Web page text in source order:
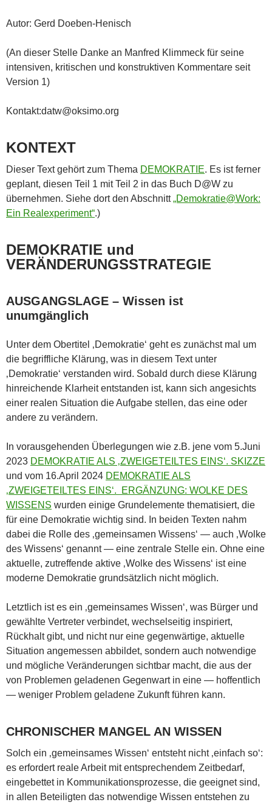
Autor: Gerd Doeben-Henisch
(An dieser Stelle Danke an Manfred Klimmeck für seine
intensiven, kritischen und konstruktiven Kommentare seit
Version 1)
Kontakt:datw@oksimo.org
KONTEXT
Dieser Text gehört zum Thema DEMOKRATIE. Es ist ferner
geplant, diesen Teil 1 mit Teil 2 in das Buch D@W zu
übernehmen. Siehe dort den Abschnitt„Demokratie@Work:
Ein Realexperiment“.)
DEMOKRATIE und
VERÄNDERUNGSSTRATEGIE
AUSGANGSLAGE – Wissen ist
unumgänglich
Unter dem Obertitel ‚Demokratie‘ geht es zunächst mal um
die begriffliche Klärung, was in diesem Text unter
‚Demokratie‘ verstanden wird. Sobald durch diese Klärung
hinreichende Klarheit entstanden ist, kann sich angesichts
einer realen Situation die Aufgabe stellen, das eine oder
andere zu verändern.
In vorausgehenden Überlegungen wie z.B. jene vom 5.Juni
2023 DEMOKRATIE ALS ‚ZWEIGETEILTES EINS‘. SKIZZE
und vom 16.April 2024 DEMOKRATIE ALS
‚ZWEIGETEILTES EINS‘. ERGÄNZUNG: WOLKE DES
WISSENS wurden einige Grundelemente thematisiert, die
für eine Demokratie wichtig sind. In beiden Texten nahm
dabei die Rolle des ‚gemeinsamen Wissens‘ — auch ‚Wolke
des Wissens‘ genannt — eine zentrale Stelle ein. Ohne eine
aktuelle, zutreffende aktive ‚Wolke des Wissens‘ ist eine
moderne Demokratie grundsätzlich nicht möglich.
Letztlich ist es ein ‚gemeinsames Wissen‘, was Bürger und
gewählte Vertreter verbindet, wechselseitig inspiriert,
Rückhalt gibt, und nicht nur eine gegenwärtige, aktuelle
Situation angemessen abbildet, sondern auch notwendige
und mögliche Veränderungen sichtbar macht, die aus der
von Problemen geladenen Gegenwart in eine — hoffentlich
— weniger Problem geladene Zukunft führen kann.
CHRONISCHER MANGEL AN WISSEN
Solch ein ‚gemeinsames Wissen‘ entsteht nicht ‚einfach so‘:
es erfordert reale Arbeit mit entsprechendem Zeitbedarf,
eingebettet in Kommunikationsprozesse, die geeignet sind,
in allen Beteiligten das notwendige Wissen entstehen zu